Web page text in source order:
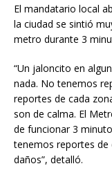
El mandatario local
la ciudad se sintió
metro durante 3
“Un jaloncito en
nada. No tenemos
reportes de cada
son de calma. El
de funcionar 3
tenemos reportes de
daños”, detalló.